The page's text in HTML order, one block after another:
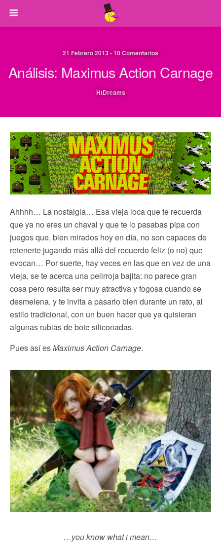
21 Febrero 2013 • 10 Comentarios
Análisis: Maximus Action Carnage
HtDreams
Ahhhh… La nostalgia… Esa vieja loca que te recuerda
que ya no eres un chaval y que te lo pasabas pipa con
juegos que, bien mirados hoy en día, no son capaces de
retenerte jugando más allá del recuerdo feliz (o no) que
evocan… Por suerte, hay veces en las que en vez de una
vieja, se te acerca una pelirroja bajita: no parece gran
cosa pero resulta ser muy atractiva y fogosa cuando se
desmelena, y te invita a pasarlo bien durante un rato, al
estilo tradicional, con un buen hacer que ya quisieran
algunas rubias de bote siliconadas.
Pues así esMaximus Action Carnage.
…you know what i mean…